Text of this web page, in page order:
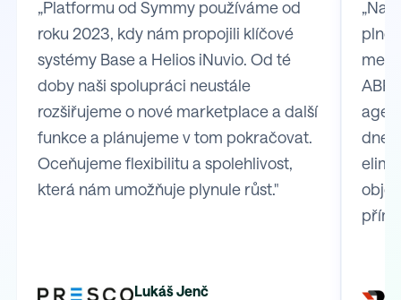
„Platformu od Symmy používáme od
roku 2023, kdy nám propojili klíčové
systémy Base a Helios iNuvio. Od té
doby naši spolupráci neustále
rozšiřujeme o nové marketplace a další
funkce a plánujeme v tom pokračovat.
Oceňujeme flexibilitu a spolehlivost,
která nám umožňuje plynule růst."
Lukáš Jenč
„Na
plně
mezi
dnes